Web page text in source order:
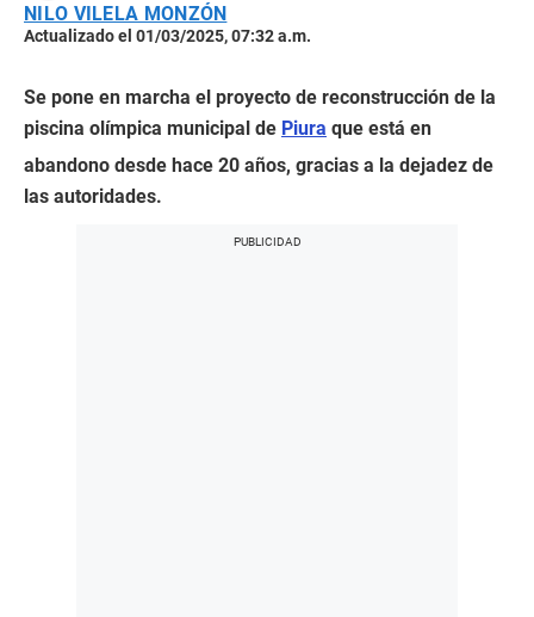
NILO VILELA MONZÓN
Actualizado el 01/03/2025, 07:32 a.m.
Se pone en marcha el proyecto de reconstrucción de la
piscina olímpica municipal de Piura que está en
abandono desde hace 20 años, gracias a la dejadez de
las autoridades.